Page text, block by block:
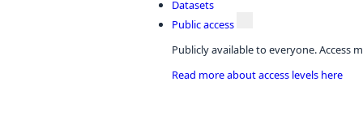
Datasets
Public access
Publicly available to everyone. Access
Read more about access levels here